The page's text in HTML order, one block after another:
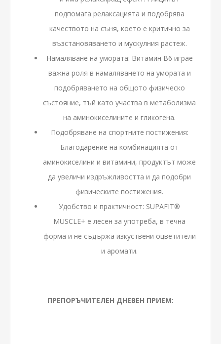
подпомага релаксацията и подобрява
качеството на съня, което е критично за
възстановяването и мускулния растеж.
Намаляване на умората: Витамин B6 играе
важна роля в намаляването на умората и
подобряването на общото физическо
състояние, тъй като участва в метаболизма
на аминокиселините и гликогена.
Подобряване на спортните постижения:
Благодарение на комбинацията от
аминокиселини и витамини, продуктът може
да увеличи издръжливостта и да подобри
физическите постижения.
Удобство и практичност: SUPAFIT®
MUSCLE+ е лесен за употреба, в течна
форма и не съдържа изкуствени оцветители
и аромати.
ПРЕПОРЪЧИТЕЛЕН ДНЕВЕН ПРИЕМ: